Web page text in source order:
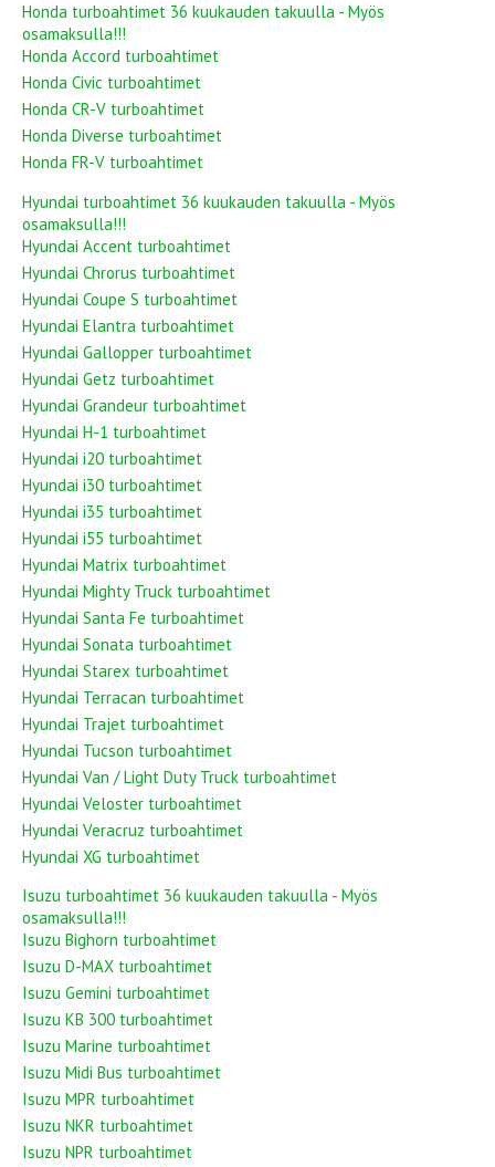
Honda turboahtimet 36 kuukauden takuulla - Myös
osamaksulla!!!
Honda Accord turboahtimet
Honda Civic turboahtimet
Honda CR-V turboahtimet
Honda Diverse turboahtimet
Honda FR-V turboahtimet
Hyundai turboahtimet 36 kuukauden takuulla - Myös
osamaksulla!!!
Hyundai Accent turboahtimet
Hyundai Chrorus turboahtimet
Hyundai Coupe S turboahtimet
Hyundai Elantra turboahtimet
Hyundai Gallopper turboahtimet
Hyundai Getz turboahtimet
Hyundai Grandeur turboahtimet
Hyundai H-1 turboahtimet
Hyundai i20 turboahtimet
Hyundai i30 turboahtimet
Hyundai i35 turboahtimet
Hyundai i55 turboahtimet
Hyundai Matrix turboahtimet
Hyundai Mighty Truck turboahtimet
Hyundai Santa Fe turboahtimet
Hyundai Sonata turboahtimet
Hyundai Starex turboahtimet
Hyundai Terracan turboahtimet
Hyundai Trajet turboahtimet
Hyundai Tucson turboahtimet
Hyundai Van / Light Duty Truck turboahtimet
Hyundai Veloster turboahtimet
Hyundai Veracruz turboahtimet
Hyundai XG turboahtimet
Isuzu turboahtimet 36 kuukauden takuulla - Myös
osamaksulla!!!
Isuzu Bighorn turboahtimet
Isuzu D-MAX turboahtimet
Isuzu Gemini turboahtimet
Isuzu KB 300 turboahtimet
Isuzu Marine turboahtimet
Isuzu Midi Bus turboahtimet
Isuzu MPR turboahtimet
Isuzu NKR turboahtimet
Isuzu NPR turboahtimet